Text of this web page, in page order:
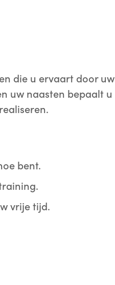
die u ervaart door uw
uw naasten bepaalt u
bent.
vrije tijd.